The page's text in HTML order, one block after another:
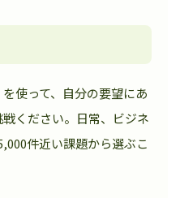
を使って、自分の要望にあ
ください。日常、ビジネ
件近い課題から選ぶこ